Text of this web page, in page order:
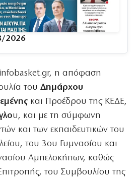
2026
η απόφαση
του Δημάρχου
και Προέδρου της ΚΕΔΕ,
υ, και με τη σύμφωνη
και των εκπαιδευτικών του
του 3ου Γυμνασίου και
Αμπελοκήπων, καθώς
του Συμβουλίου της